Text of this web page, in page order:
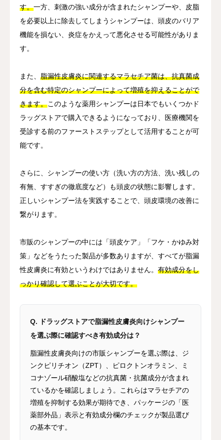
す。一方、刺激の強い成分が含まれたシャンプーや、皮脂
を必要以上に除去してしまうシャンプーは、頭皮のバリア
機能を損ない、炎症をかえって悪化させる可能性がありま
す。
また、 脂漏性皮膚炎に関連するマラセチア菌は、抗真菌成
分を含む特定のシャンプーによって増殖を抑えることがで
きます。このような薬用シャンプーは日本でもいくつかド
ラッグストアで購入できるようになっており、医療機関を
受診する前のファーストステップとして活用することが可
能です。
さらに、シャンプーの使い方（洗い方の方法、洗い残しの
有無、すすぎの徹底度など）も頭皮の状態に影響します。
正しいシャンプー法を実践することで、頭皮環境の改善に
繋がります。
市販のシャンプーの中には「頭皮ケア」「フケ・かゆみ対
策」などをうたった製品が多数ありますが、すべてが脂漏
性皮膚炎に有効というわけではありません。 有効成分をし
っかり確認して選ぶことが大切です。
Q. ドラッグストアで脂漏性皮膚炎向けシャンプー
を選ぶ際に確認すべき有効成分は？
脂漏性皮膚炎向けの市販シャンプーを選ぶ際は、ジ
ンクピリチオン（ZPT）、ピロクトンオラミン、ミ
コナゾール硝酸塩などの抗真菌・抗菌成分が含まれ
ているかを確認しましょう。これらはマラセチアの
増殖を抑制する効果が期待でき、パッケージの「医
薬部外品」表示と有効成分欄のチェックが製品選び
の基本です。